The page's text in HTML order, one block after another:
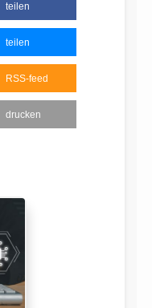
teilen
teilen
RSS-feed
drucken